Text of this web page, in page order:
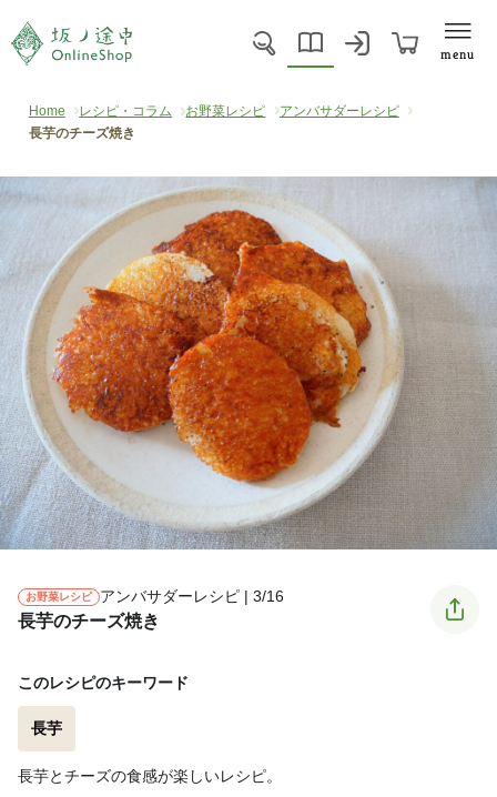
menu
Home レシピ・コラム お野菜レシピ
アンバサダーレシピ
長芋のチーズ焼き
お野菜レシピ アンバサダーレシピ | 3/16
長芋のチーズ焼き
このレシピのキーワード
長芋
長芋とチーズの食感が楽しいレシピ。